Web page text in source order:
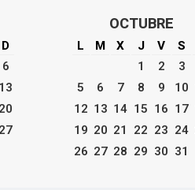
D
6
13
20
27
OCTUBRE
L M X J V S
1
2 3
5
6 7 8 9 10
12 13 14 15 16 17
19 20 21 22 23 24
26 27 28 29 30 31